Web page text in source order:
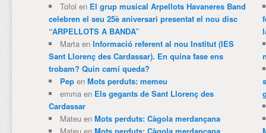
Tofol en El grup musical Arpellots Havaneres Band
celebren el seu 25è aniversari presentat el nou disc
“ARPELLOTS A BANDA”
Martaen Informació referent al nou Institut (IES
Sant Llorenç des Cardassar). En quina fase ens
trobam? Quin camí queda?
Pepen Mots perduts: memeu
emmaen Els gegants de Sant Llorenç des
Cardassar
Mateuen Mots perduts: Càgola merdançana